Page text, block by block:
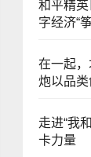
和平精英
字经济“
在一起
炮以品
走进“我
卡力量